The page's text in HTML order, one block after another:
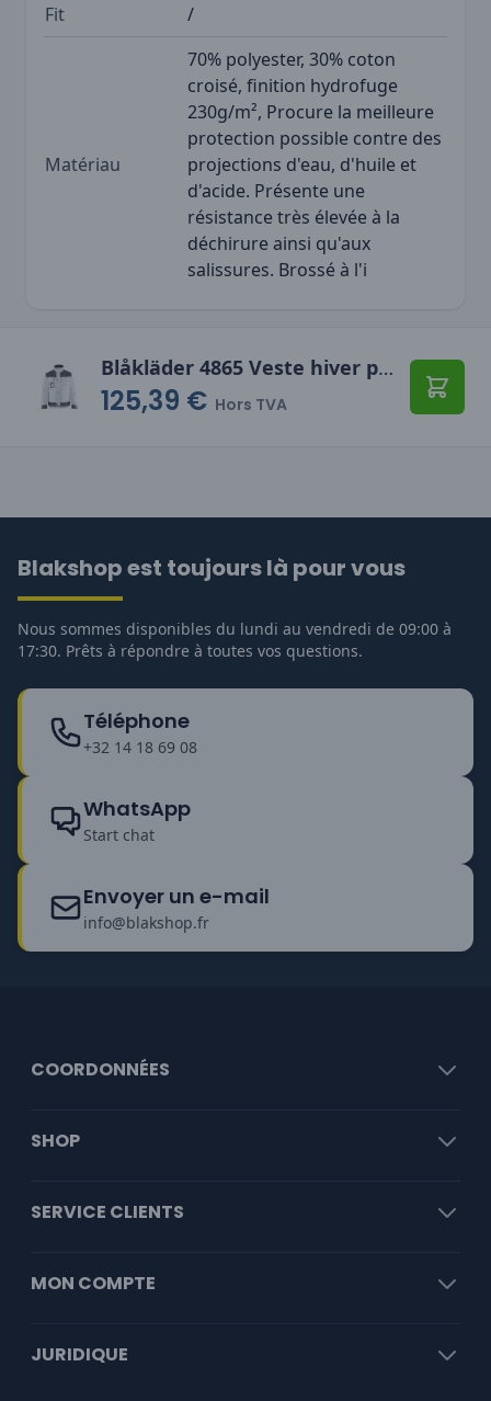
Fit
/
Matériau
70% polyester, 30% coton
croisé, finition hydrofuge
230g/m², Procure la meilleure
protection possible contre des
projections d'eau, d'huile et
d'acide. Présente une
résistance très élevée à la
déchirure ainsi qu'aux
salissures. Brossé à l'i
Blåkläder 4865 Veste hiver peintre
125,39 € Hors TVA
Blakshop est toujours là pour vous
Nous sommes disponibles du lundi au vendredi de 09:00 à
17:30. Prêts à répondre à toutes vos questions.
Téléphone
+32 14 18 69 08
WhatsApp
Start chat
Envoyer un e-mail
info@blakshop.fr
COORDONNÉES
SHOP
SERVICE CLIENTS
MON COMPTE
JURIDIQUE